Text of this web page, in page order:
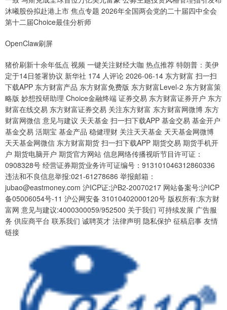
沐曦股份拟赴港上市 焦点专题 2026年全国两会党的二十届四中全会
第十二届Choice最佳分析师
OpenClaw刷屏
猪价刷新十余年低点 视频 一键关注财经大咖 热点推荐 特朗普：美伊
定于14日签署协议 新华社 174 人评论 2026-06-14 东方财富 扫一扫
下载APP 东方财富产品 东方财富免费版 东方财富Level-2 东方财富策
略版 妙想投研助理 Choice金融终端 证券交易 东方财富证券开户 东方
财富在线交易 东方财富证券交易 关注东方财富 东方财富网微博 东方
财富网微信 意见与建议 天天基金 扫一扫下载APP 基金交易 基金开户
基金交易 活期宝 基金产品 稳健理财 关注天天基金 天天基金网微博
天天基金网微信 东方财富期货 扫一扫下载APP 期货交易 期货手机开
户 期货电脑开户 期货官方网站 信息网络传播视听节目许可证：
0908328号 经营证券期货业务许可证编号：913101046312860336
违法和不良信息举报:021-61278686 举报邮箱：
jubao@eastmoney.com 沪ICP证:沪B2-20070217 网站备案号:沪ICP
备05006054号-11 沪公网安备 31010402000120号 版权所有:东方财
富网 意见与建议:4000300059/952500 关于我们 可持续发展 广告服
务 供应商平台 联系我们 诚聘英才 法律声明 隐私保护 征稿启事 友情
链接